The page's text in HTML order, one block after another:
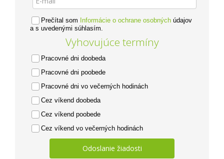
Prečítal som Informácie o ochrane osobných údajov
a s uvedenými súhlasím.
Vyhovujúce termíny
Pracovné dni doobeda
Pracovné dni poobede
Pracovné dni vo večerných hodinách
Cez víkend doobeda
Cez víkend poobede
Cez víkend vo večerných hodinách
Odoslanie žiadosti